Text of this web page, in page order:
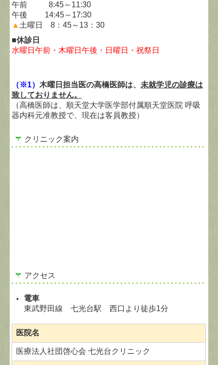
クリニック案内
アクセス
電車
東武野田線 七光台駅 西口より徒歩1分
医院名
医療法人社団啓心会 七光台クリニック
午前 8:45～11:30
午後 14:45～17:30
▲ 土曜日 8：45～13：30
■休診日
水曜日午前・木曜日午後・日曜日・祝祭日
（※1）木曜日担当医の高橋医師は、未就学児の診療は
致しておりません。
（高橋医師は、順天堂大学医学部付属順天堂医院 呼吸
器内科元准教授で、現在は客員教授）